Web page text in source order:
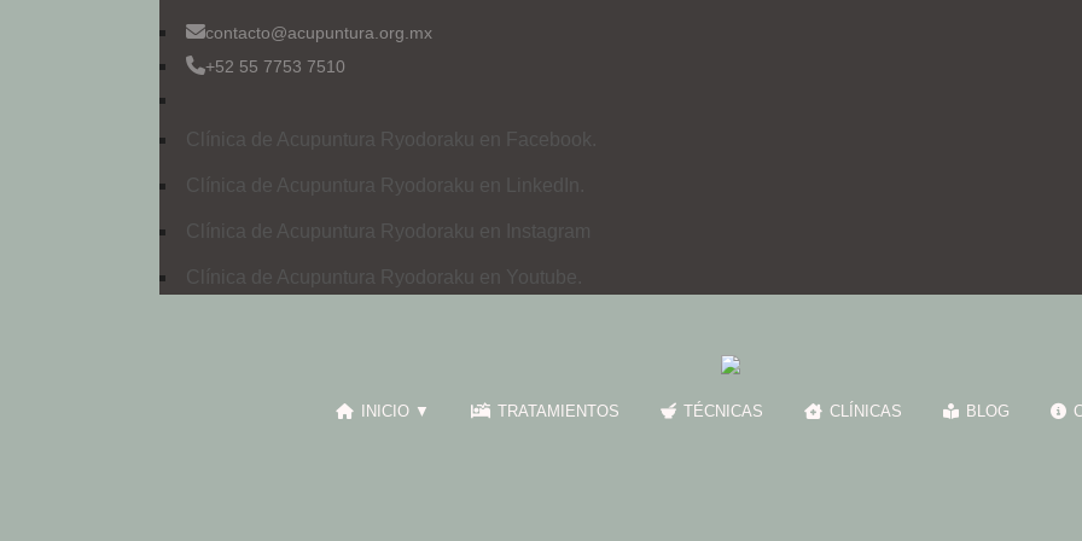
contacto@acupuntura.org.mx
+52 55 7753 7510
Clínica de Acupuntura Ryodoraku en Facebook.
Clínica de Acupuntura Ryodoraku en LinkedIn.
Clínica de Acupuntura Ryodoraku en Instagram
Clínica de Acupuntura Ryodoraku en Youtube.
INICIO ▼ TRATAMIENTOS TÉCNICAS CLÍNICAS BLOG